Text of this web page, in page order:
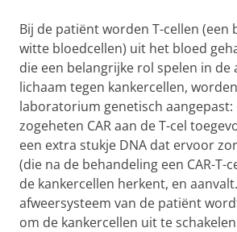
Bij de patiënt worden T-cellen (een
witte bloedcellen) uit het bloed
die een belangrijke rol spelen in de
lichaam tegen kankercellen,
laboratorium genetisch
zogeheten CAR aan de T-cel
een extra stukje DNA dat ervoor
(die na de behandeling een CAR-T-
de kankercellen herkent, en
afweersysteem van de patiënt
om de kankercellen uit te